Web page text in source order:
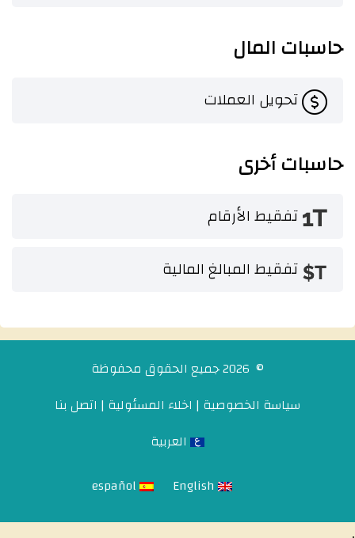
حاسبات المال
تحويل العملات
حاسبات أخرى
تفقيط الأرقام
تفقيط المبالغ المالية
© 2026 جميع الحقوق محفوظة
سياسة الخصوصية | اخلاء المسئولية | اتصل بنا
العربية